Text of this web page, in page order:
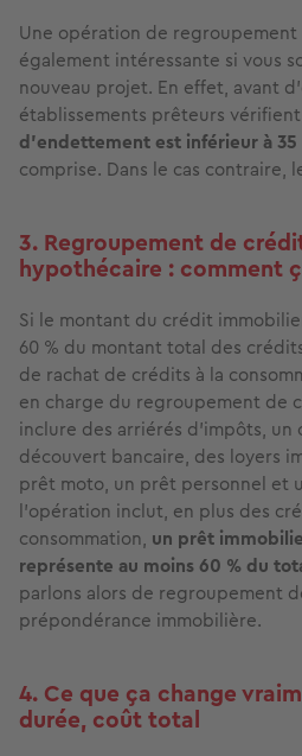
Une opération de
également intéressante si vous
nouveau projet. En effet, avant
établissements prêteurs
d’endettement est inférieur à 35
comprise. Dans le cas contraire,
3. Regroupement de
hypothécaire : comment
Si le montant du crédit
60 % du montant total des
de rachat de crédits à la
en charge du regroupement de
inclure des arriérés d’impôts,
découvert bancaire, des loyers
prêt moto, un prêt personnel et
l’opération inclut, en plus des
consommation, un prêt
représente au moins 60 % du
parlons alors de regroupement
prépondérance immobilière.
4. Ce que ça change
durée, coût total